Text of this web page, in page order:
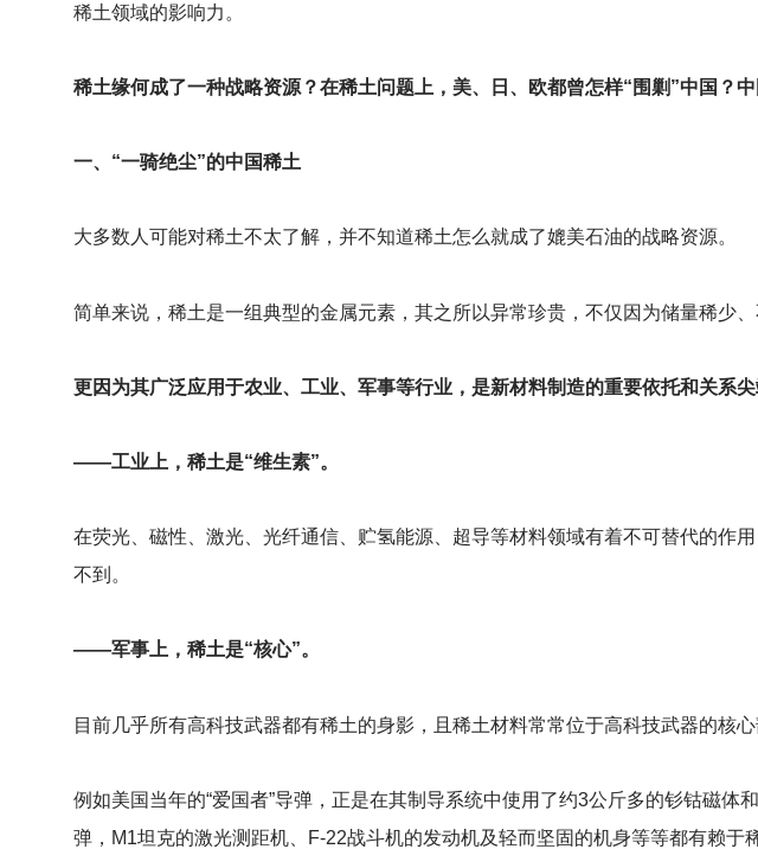
稀土领域的影响力。
稀土缘何成了一种战略资源？在稀土问题上，美、日、欧都曾怎样“围剿”中国？
一、“一骑绝尘”的中国稀土
大多数人可能对稀土不太了解，并不知道稀土怎么就成了媲美石油的战略资源。
简单来说，稀土是一组典型的金属元素，其之所以异常珍贵，不仅因为储量稀少
更因为其广泛应用于农业、工业、军事等行业，是新材料制造的重要依托和关系
——工业上，稀土是“维生素”。
在荧光、磁性、激光、光纤通信、贮氢能源、超导等材料领域有着不可替代的作
不到。
——军事上，稀土是“核心”。
目前几乎所有高科技武器都有稀土的身影，且稀土材料常常位于高科技武器的核心
例如美国当年的“爱国者”导弹，正是在其制导系统中使用了约3公斤多的钐钴磁体
弹，M1坦克的激光测距机、F-22战斗机的发动机及轻而坚固的机身等等都有赖于